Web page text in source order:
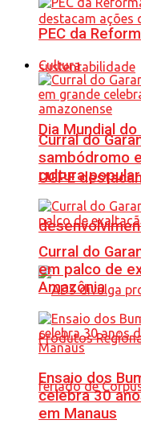
Dia Mundial
UGPE
PEC da
Cultura
Curral do
sambódromo
cultura
Curral do
em palco de
Amazônia
Ensaio dos
celebra 30
em Manaus